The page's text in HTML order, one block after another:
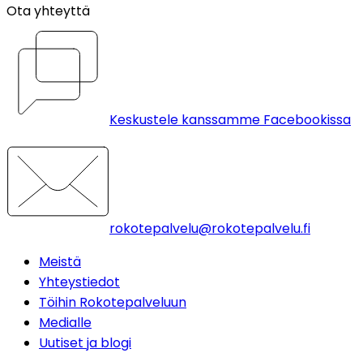
Ota yhteyttä
Keskustele kanssamme Facebookissa
rokotepalvelu@rokotepalvelu.fi
Meistä
Yhteystiedot
Töihin Rokotepalveluun
Medialle
Uutiset ja blogi